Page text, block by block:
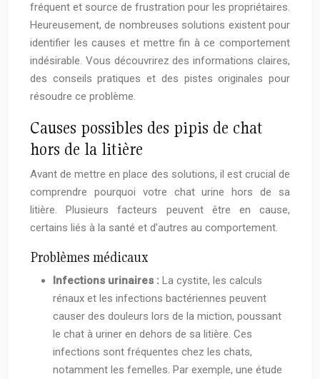
fréquent et source de frustration pour les propriétaires.
Heureusement, de nombreuses solutions existent pour
identifier les causes et mettre fin à ce comportement
indésirable. Vous découvrirez des informations claires,
des conseils pratiques et des pistes originales pour
résoudre ce problème.
Causes possibles des pipis de chat
hors de la litière
Avant de mettre en place des solutions, il est crucial de
comprendre pourquoi votre chat urine hors de sa
litière. Plusieurs facteurs peuvent être en cause,
certains liés à la santé et d’autres au comportement.
Problèmes médicaux
Infections urinaires : La cystite, les calculs
rénaux et les infections bactériennes peuvent
causer des douleurs lors de la miction, poussant
le chat à uriner en dehors de sa litière. Ces
infections sont fréquentes chez les chats,
notamment les femelles. Par exemple, une étude